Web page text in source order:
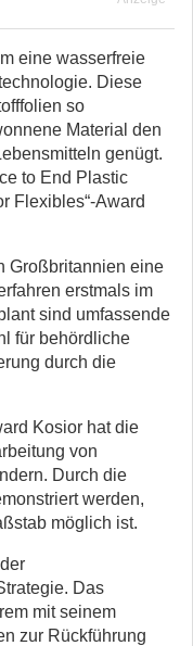
eine wasserfreie
Diese
so
Material den
genügt.
to End Plastic
Flexibles“-Award
Großbritannien eine
erstmals im
sind umfassende
für behördliche
durch die
Kosior hat die
von
Durch die
werden,
möglich ist.
Das
mit seinem
zur Rückführung